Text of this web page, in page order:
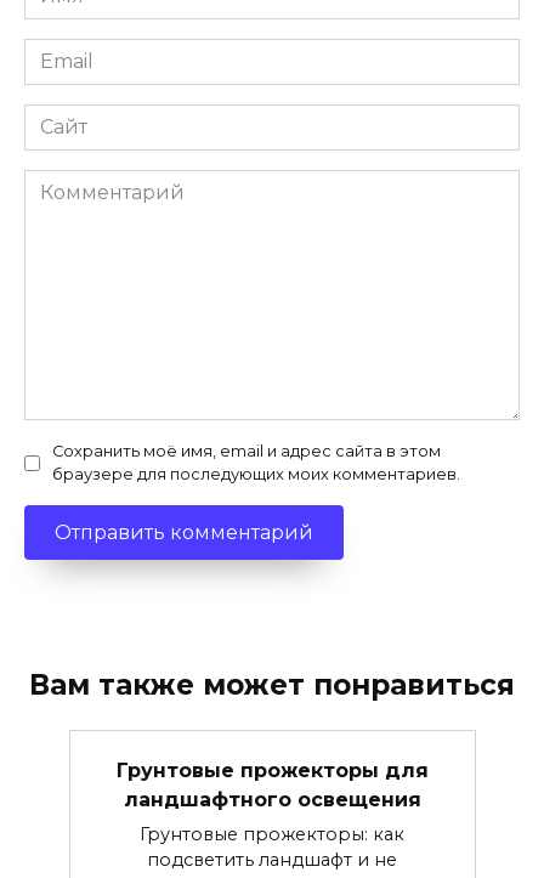
*
Email
*
Сайт
Комментарий
Сохранить моё имя, email и адрес сайта в этом
браузере для последующих моих комментариев.
Вам также может понравиться
Грунтовые прожекторы для
ландшафтного освещения
Грунтовые прожекторы: как
подсветить ландшафт и не